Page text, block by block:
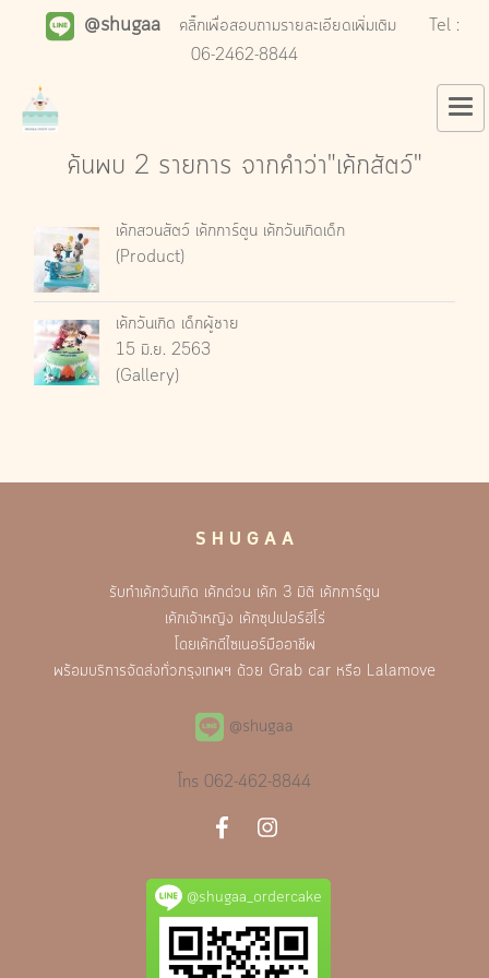
@shugaa คลิ๊กเพื่อสอบถามรายละเอียดเพิ่มเติม
Tel :
06-2462-8844
ค้นพบ 2 รายการ จากคำว่า"เค้กสัตว์"
เค้กสวนสัตว์ เค้กการ์ตูน เค้กวันเกิดเด็ก
(Product)
เค้กวันเกิด เด็กผู้ชาย
15 มิ.ย. 2563
(Gallery)
S H U G A A
รับทำเค้กวันเกิด เค้กด่วน เค้ก 3 มิติ เค้กการ์ตูน
เค้กเจ้าหญิง เค้กซุปเปอร์ฮีโร่
โดยเค้กดีไซเนอร์มืออาชีพ
พร้อมบริการจัดส่งทั่วกรุงเทพฯ ด้วย Grab car หรือ Lalamove
@shugaa
โทร 062-462-8844
@shugaa_ordercake